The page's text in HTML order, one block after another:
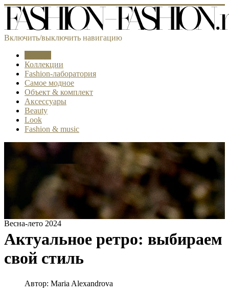
Включить/выключить навигацию
Коллекции
Fashion-лаборатория
Самое модное
Объект & комплект
Аксессуары
Beauty
Look
Fashion & music
Весна-лето 2024
Актуальное ретро: выбираем
свой стиль
Автор: Maria Alexandrova